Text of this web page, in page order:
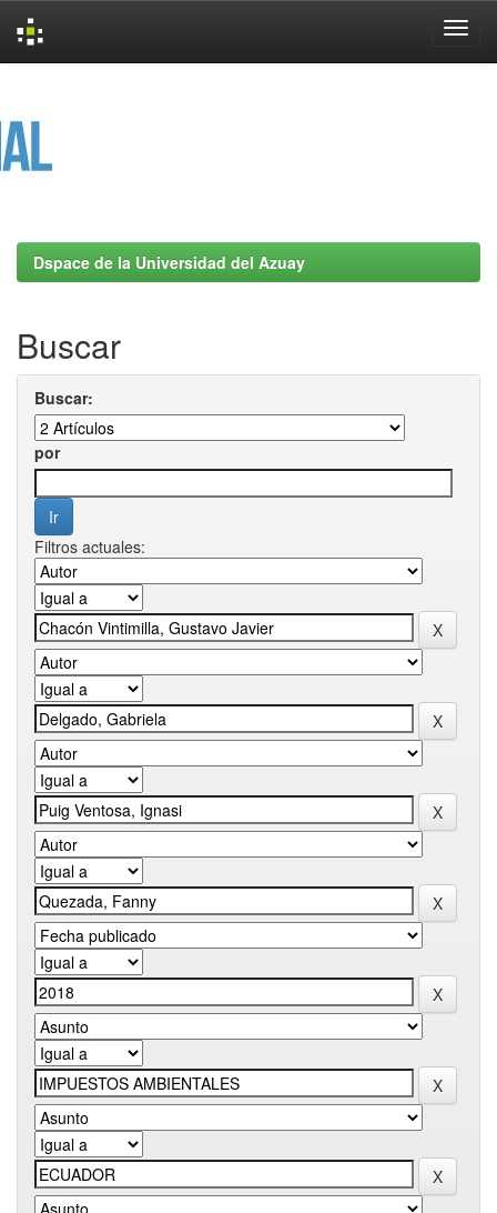
Dspace de la Universidad del Azuay
Buscar
Buscar:
por
Filtros actuales: